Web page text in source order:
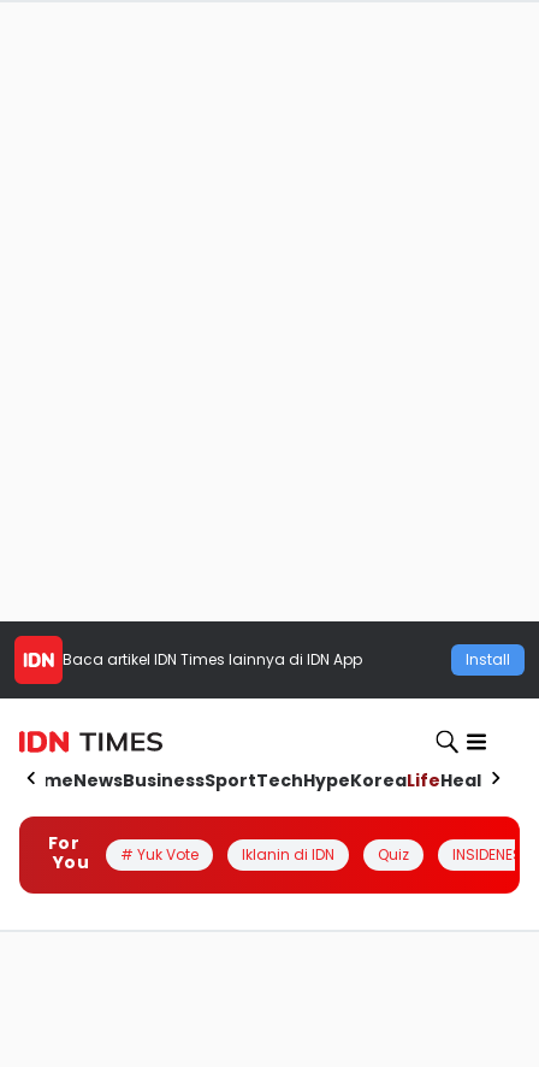
Baca artikel IDN Times lainnya di IDN App Install
HomeNewsBusinessSportTechHypeKoreaLifeHealth
For
You
# Yuk Vote Iklanin di IDN Quiz INSIDENESIA